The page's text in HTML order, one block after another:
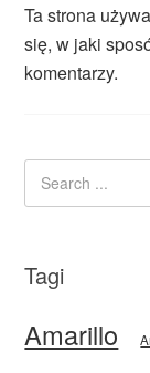
Ta strona
się, w jaki
komentarzy.
Tagi
Amarillo